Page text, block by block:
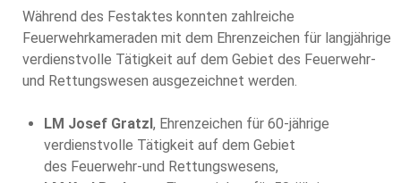
Während des Festaktes konnten zahlreiche
Feuerwehrkameraden mit dem Ehrenzeichen für langjährige
verdienstvolle Tätigkeit auf dem Gebiet des Feuerwehr-
und Rettungswesen ausgezeichnet werden.
LM Josef Gratzl, Ehrenzeichen für 60-jährige
verdienstvolle Tätigkeit auf dem Gebiet
des Feuerwehr-und Rettungswesens,